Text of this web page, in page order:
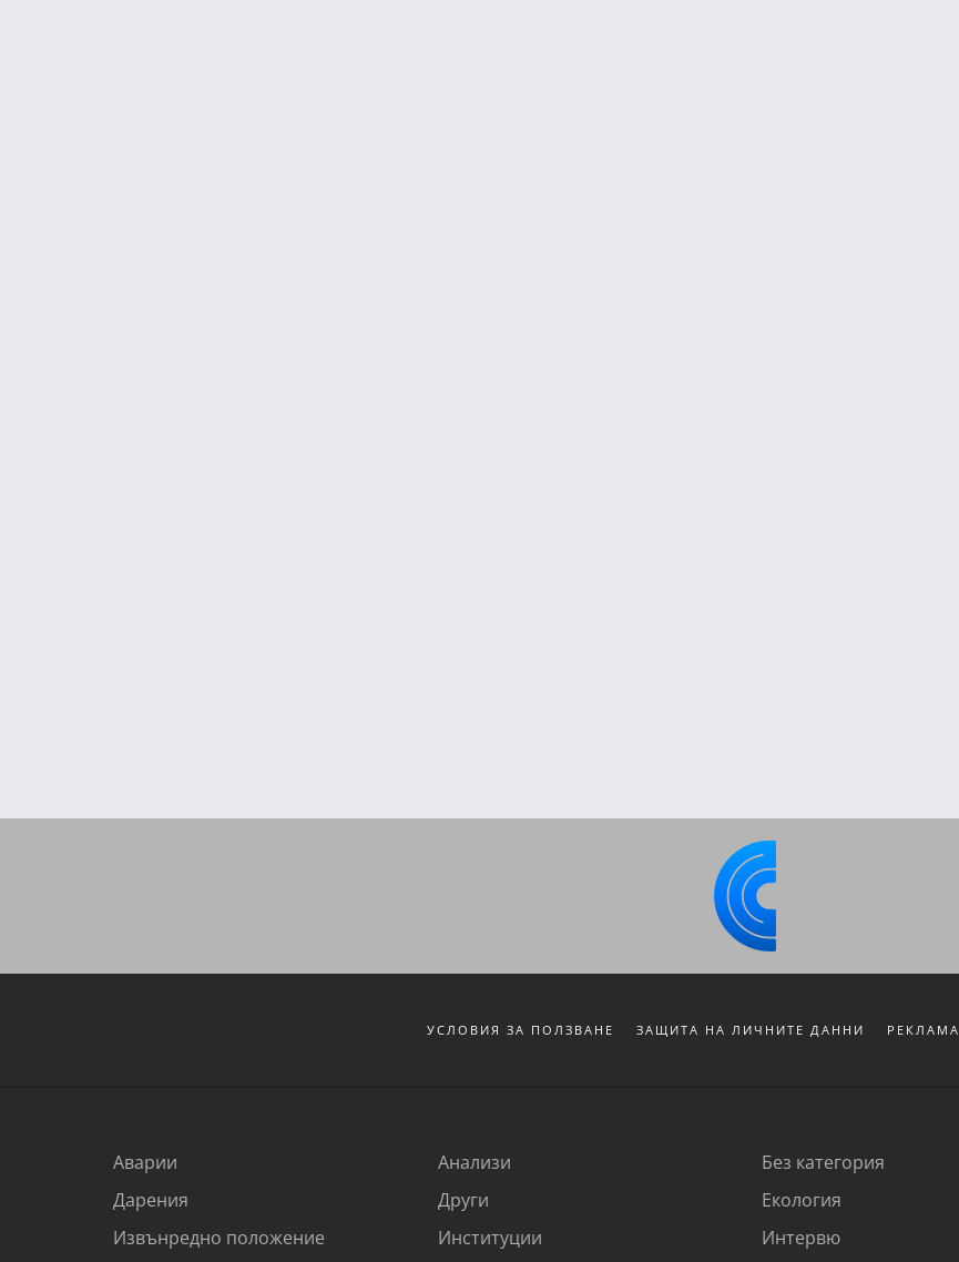
УСЛОВИЯ ЗА ПОЛЗВАНЕ ЗАЩИТА НА ЛИЧНИТЕ ДАННИ РЕКЛАМА
Аварии Анализи Без категория
Дарения
Други Екология
Извънредно положение
Институции Интервю